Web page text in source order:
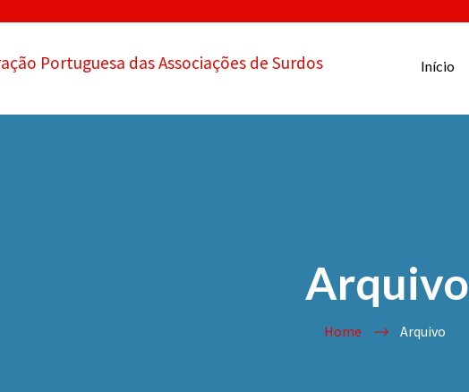
Portuguesa das Associações de Surdos Início
Arquivo
Home Arquivo